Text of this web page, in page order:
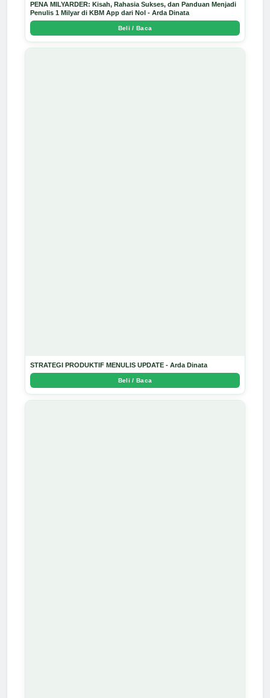
PENA MILYARDER: Kisah, Rahasia Sukses, dan Panduan Menjadi
Penulis 1 Milyar di KBM App dari Nol - Arda Dinata
Beli / Baca
STRATEGI PRODUKTIF MENULIS UPDATE - Arda Dinata
Beli / Baca